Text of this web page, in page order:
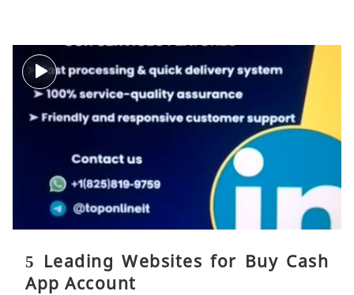
5 Leading Websites for Buy Cash
App Account